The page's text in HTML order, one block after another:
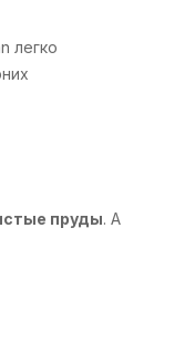
легко
пруды. А